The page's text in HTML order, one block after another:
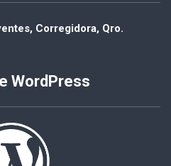
Corregidora, Qro.
WordPress